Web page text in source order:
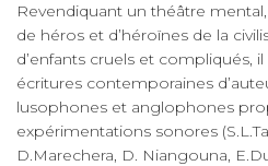
Revendiquant un théâtre
de héros et d’héroïnes de la
d’enfants cruels et compliqués,
écritures contemporaines
lusophones et anglophones
expérimentations sonores
D.Marechera, D. Niangouna,